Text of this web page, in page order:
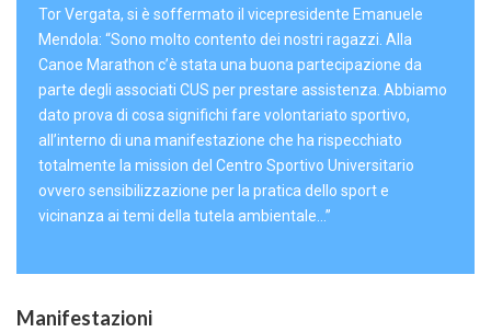
Tor Vergata, si è soffermato il vicepresidente Emanuele
Mendola: “Sono molto contento dei nostri ragazzi. Alla
Canoe Marathon c’è stata una buona partecipazione da
parte degli associati CUS per prestare assistenza. Abbiamo
dato prova di cosa significhi fare volontariato sportivo,
all’interno di una manifestazione che ha rispecchiato
totalmente la mission del Centro Sportivo Universitario
ovvero sensibilizzazione per la pratica dello sport e
vicinanza ai temi della tutela ambientale…”
Manifestazioni